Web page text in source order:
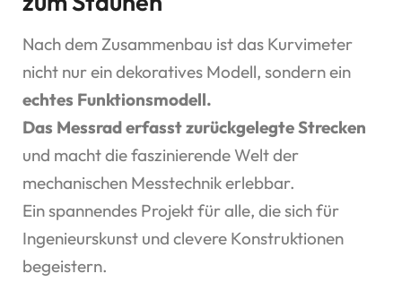
Nach dem Zusammenbau ist das Kurvimeter
nicht nur ein dekoratives Modell, sondern ein
echtes Funktionsmodell.
Das Messraderfasstzurückgelegte Strecken
und macht die faszinierende Welt der
mechanischen Messtechnik erlebbar.
Ein spannendes Projekt für alle, die sich für
Ingenieurskunst und clevere Konstruktionen
begeistern.